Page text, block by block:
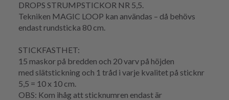
DROPS STRUMPSTICKOR NR 5,5.
Tekniken MAGIC LOOP kan användas – då behövs
endastrundsticka 80 cm.
STICKFASTHET:
15 maskor på bredden och 20varvpå höjden
med slätstickning och 1 tråd i varje kvalitet på sticknr
5,5 = 10 x 10 cm.
OBS: Kom ihåg att sticknumren endast är